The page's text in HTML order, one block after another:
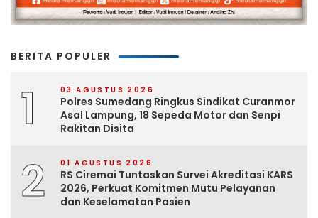
BERITA POPULER
1 03 AGUSTUS 2026
Polres Sumedang Ringkus Sindikat Curanmor
Asal Lampung, 18 Sepeda Motor dan Senpi
Rakitan Disita
2 01 AGUSTUS 2026
RS Ciremai Tuntaskan Survei Akreditasi KARS
2026, Perkuat Komitmen Mutu Pelayanan
dan Keselamatan Pasien